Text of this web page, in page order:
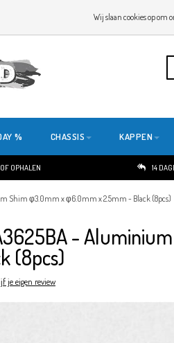
JE TIPS OF FEEDBACK, KLIK HIER
% CHASSIS KAPPEN
OPHALEN 14
Shim φ3.0mm x φ6.0mm x 2.5mm - Black (8pcs)
-
(8pcs)
je eigen review
Wij slaan cookies op om